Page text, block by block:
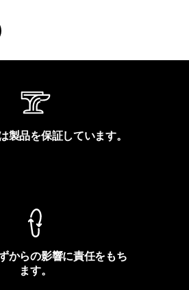
製品を保証しています。
からの影響に責任をもち
ます。